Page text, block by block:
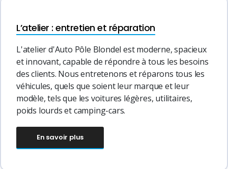
L’atelier : entretien et réparation
L'atelier d'Auto Pôle Blondel est moderne, spacieux
et innovant, capable de répondre à tous les besoins
des clients. Nous entretenons et réparons tous les
véhicules, quels que soient leur marque et leur
modèle, tels que les voitures légères, utilitaires,
poids lourds et camping-cars.
En savoir plus